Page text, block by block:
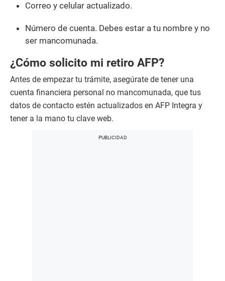
Correo y celular actualizado.
Número de cuenta. Debes estar a tu nombre y no
ser mancomunada.
¿Cómo solicito mi retiro AFP?
Antes de empezar tu trámite, asegúrate de tener una
cuenta financiera personal no mancomunada, que tus
datos de contacto estén actualizados en AFP Integra y
tener a la mano tu clave web.